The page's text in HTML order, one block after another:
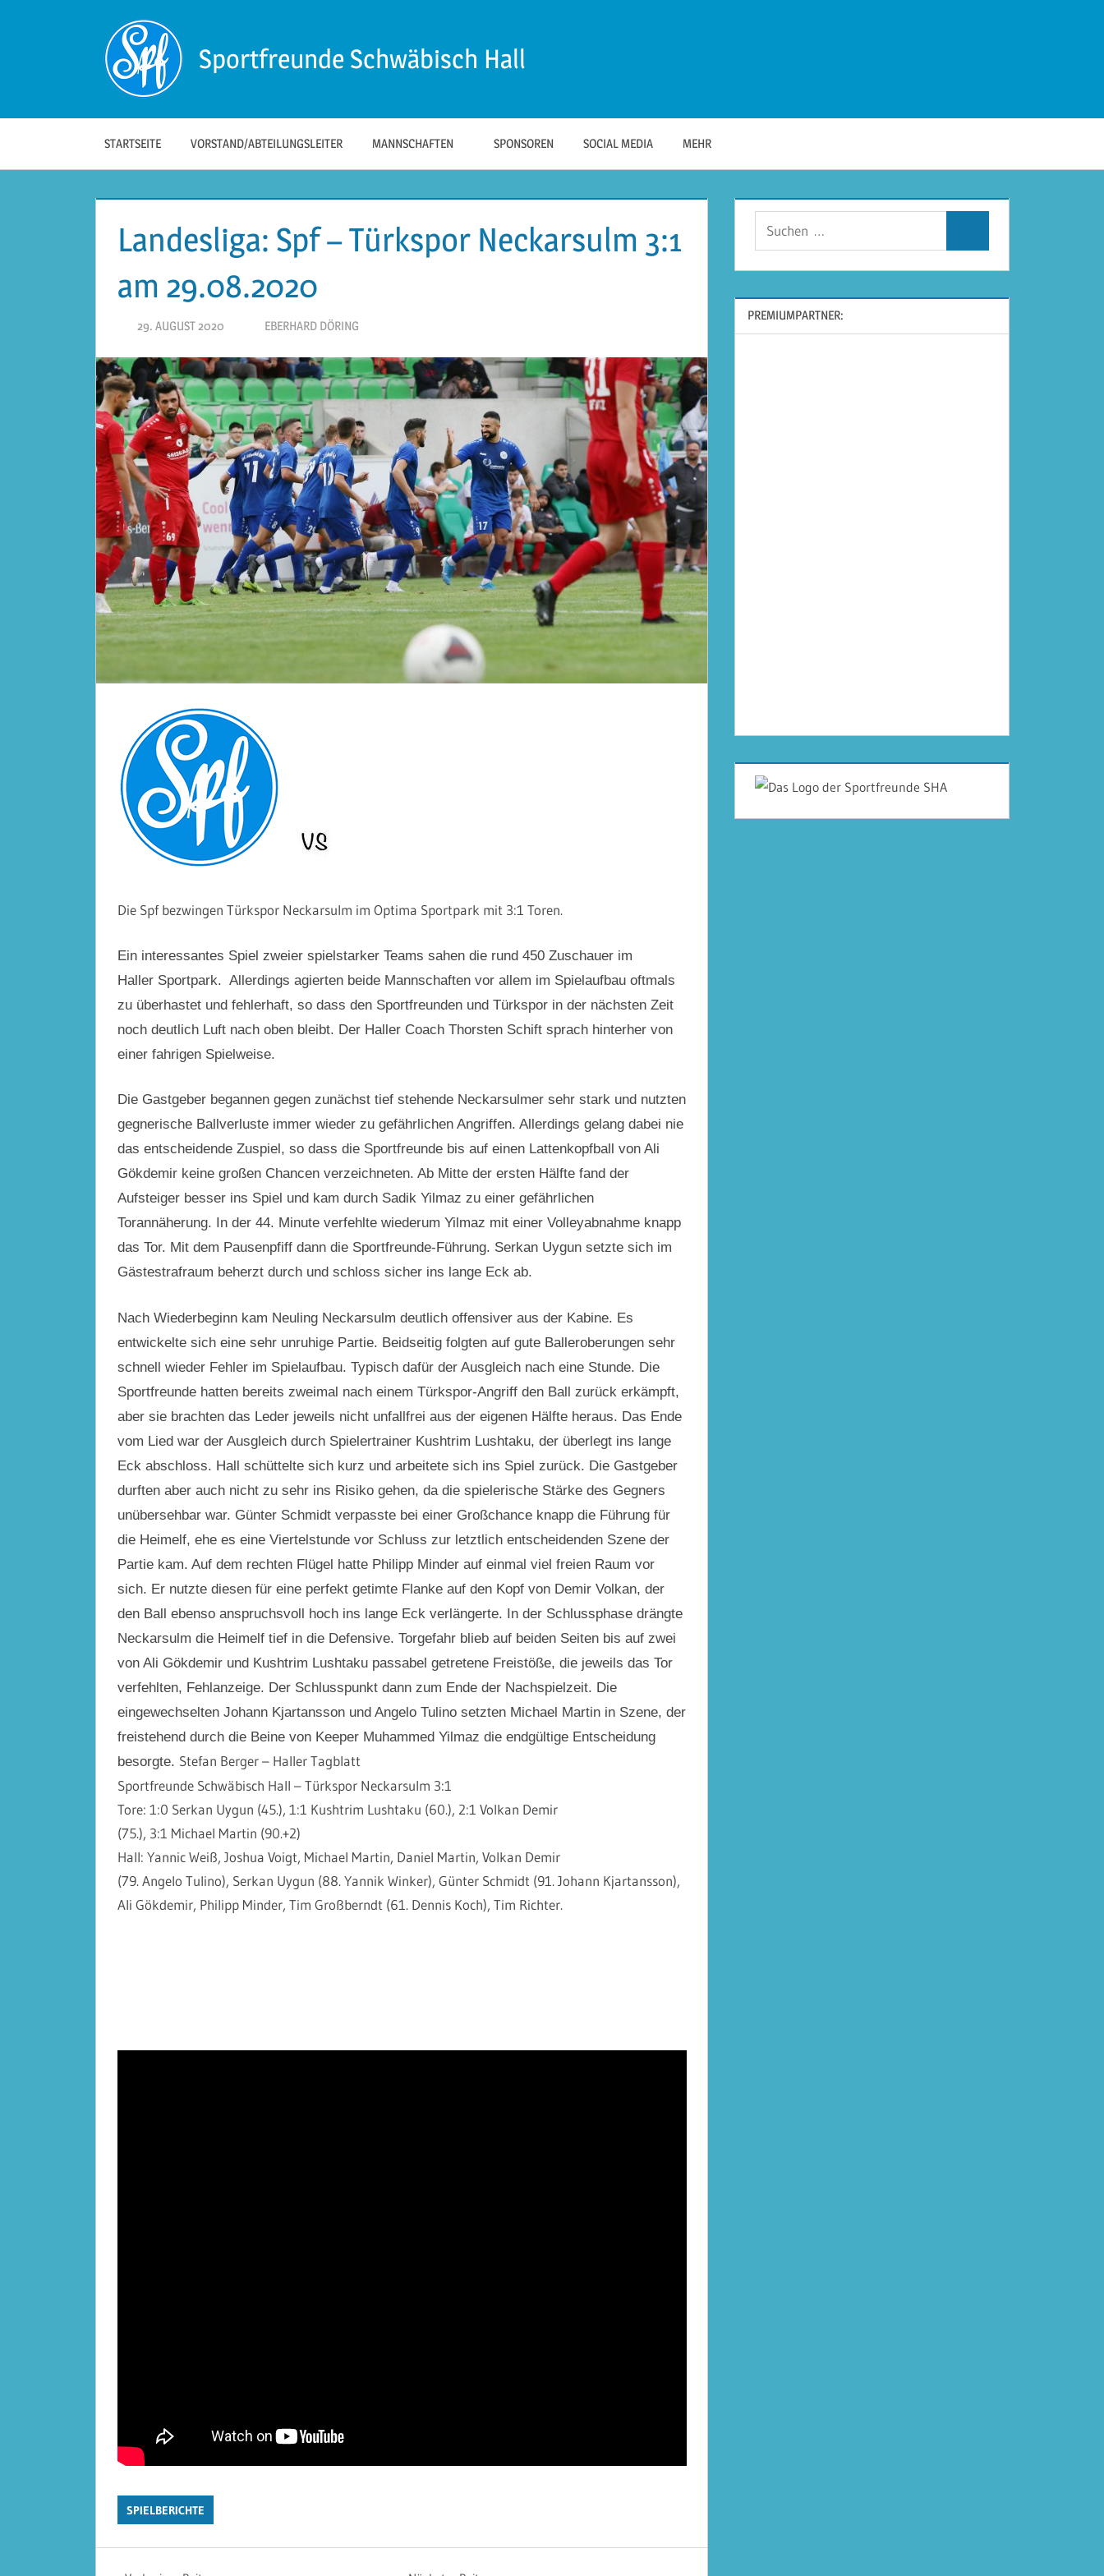
Sportfreunde Schwäbisch Hall
Die
offizielle
Sportfreunde
STARTSEITE VORSTAND/ABTEILUNGSLEITER MANNSCHAFTEN SPONSOREN SOCIAL MEDIA MEHR
Landesliga: Spf – Türkspor Neckarsulm 3:1
am 29.08.2020
29. AUGUST 2020 EBERHARD DÖRING
Die Spf bezwingen Türkspor Neckarsulm im Optima Sportpark mit 3:1 Toren.
Ein interessantes Spiel zweier spielstarker Teams sahen die rund 450 Zuschauer im
Haller Sportpark. Allerdings agierten beide Mannschaften vor allem im Spielaufbau oftmals
zu überhastet und fehlerhaft, so dass den Sportfreunden und Türkspor in der nächsten Zeit
noch deutlich Luft nach oben bleibt. Der Haller Coach Thorsten Schift sprach hinterher von
einer fahrigen Spielweise.
Die Gastgeber begannen gegen zunächst tief stehende Neckarsulmer sehr stark und nutzten
gegnerische Ballverluste immer wieder zu gefährlichen Angriffen. Allerdings gelang dabei nie
das entscheidende Zuspiel, so dass die Sportfreunde bis auf einen Lattenkopfball von Ali
Gökdemir keine großen Chancen verzeichneten. Ab Mitte der ersten Hälfte fand der
Aufsteiger besser ins Spiel und kam durch Sadik Yilmaz zu einer gefährlichen
Torannäherung. In der 44. Minute verfehlte wiederum Yilmaz mit einer Volleyabnahme knapp
das Tor. Mit dem Pausenpfiff dann die Sportfreunde-Führung. Serkan Uygun setzte sich im
Gästestrafraum beherzt durch und schloss sicher ins lange Eck ab.
Nach Wiederbeginn kam Neuling Neckarsulm deutlich offensiver aus der Kabine. Es
entwickelte sich eine sehr unruhige Partie. Beidseitig folgten auf gute Balleroberungen sehr
schnell wieder Fehler im Spielaufbau. Typisch dafür der Ausgleich nach eine Stunde. Die
Sportfreunde hatten bereits zweimal nach einem Türkspor-Angriff den Ball zurück erkämpft,
aber sie brachten das Leder jeweils nicht unfallfrei aus der eigenen Hälfte heraus. Das Ende
vom Lied war der Ausgleich durch Spielertrainer Kushtrim Lushtaku, der überlegt ins lange
Eck abschloss. Hall schüttelte sich kurz und arbeitete sich ins Spiel zurück. Die Gastgeber
durften aber auch nicht zu sehr ins Risiko gehen, da die spielerische Stärke des Gegners
unübersehbar war. Günter Schmidt verpasste bei einer Großchance knapp die Führung für
die Heimelf, ehe es eine Viertelstunde vor Schluss zur letztlich entscheidenden Szene der
Partie kam. Auf dem rechten Flügel hatte Philipp Minder auf einmal viel freien Raum vor
sich. Er nutzte diesen für eine perfekt getimte Flanke auf den Kopf von Demir Volkan, der
den Ball ebenso anspruchsvoll hoch ins lange Eck verlängerte. In der Schlussphase drängte
Neckarsulm die Heimelf tief in die Defensive. Torgefahr blieb auf beiden Seiten bis auf zwei
von Ali Gökdemir und Kushtrim Lushtaku passabel getretene Freistöße, die jeweils das Tor
verfehlten, Fehlanzeige. Der Schlusspunkt dann zum Ende der Nachspielzeit. Die
eingewechselten Johann Kjartansson und Angelo Tulino setzten Michael Martin in Szene, der
freistehend durch die Beine von Keeper Muhammed Yilmaz die endgültige Entscheidung
besorgte. Stefan Berger – Haller Tagblatt
Sportfreunde Schwäbisch Hall – Türkspor Neckarsulm 3:1
Tore: 1:0 Serkan Uygun (45.), 1:1 Kushtrim Lushtaku (60.), 2:1 Volkan Demir
(75.), 3:1 Michael Martin (90.+2)
Hall: Yannic Weiß, Joshua Voigt, Michael Martin, Daniel Martin, Volkan Demir
(79. Angelo Tulino), Serkan Uygun (88. Yannik Winker), Günter Schmidt (91. Johann Kjartansson),
Ali Gökdemir, Philipp Minder, Tim Großberndt (61. Dennis Koch), Tim Richter.
SPIELBERICHTE
PREMIUMPARTNER: